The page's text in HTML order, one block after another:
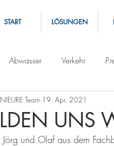
START LÖSUNGEN
Abwasser Verkehr
UNS
Team 19. Apr. 2021
Jörg und Olaf aus dem